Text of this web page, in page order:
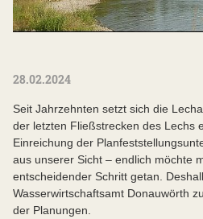
28.02.2024
Seit Jahrzehnten setzt sich die
der letzten Fließstrecken des Lechs
Einreichung der
aus unserer Sicht – endlich möchte
entscheidender Schritt getan.
Wasserwirtschaftsamt Donauwörth
der Planungen.